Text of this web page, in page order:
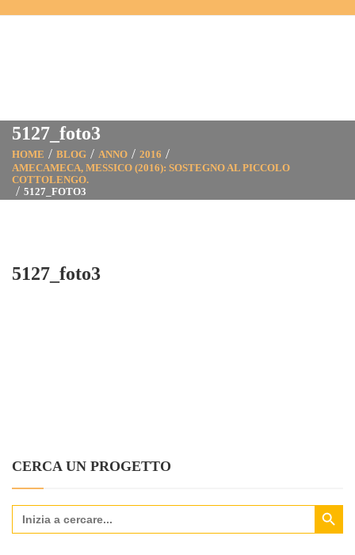
5127_foto3
HOME BLOG ANNO
2016
AMECAMECA, MESSICO (2016): SOSTEGNO AL PICCOLO
COTTOLENGO.
5127_FOTO3
5127_foto3
CERCA UN PROGETTO
Search
for:
Search Button